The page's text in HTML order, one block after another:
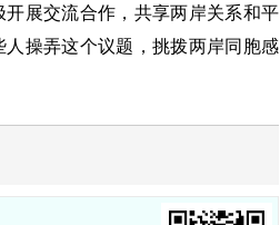
展交流合作，共享两岸关系和平
操弄这个议题，挑拨两岸同胞感